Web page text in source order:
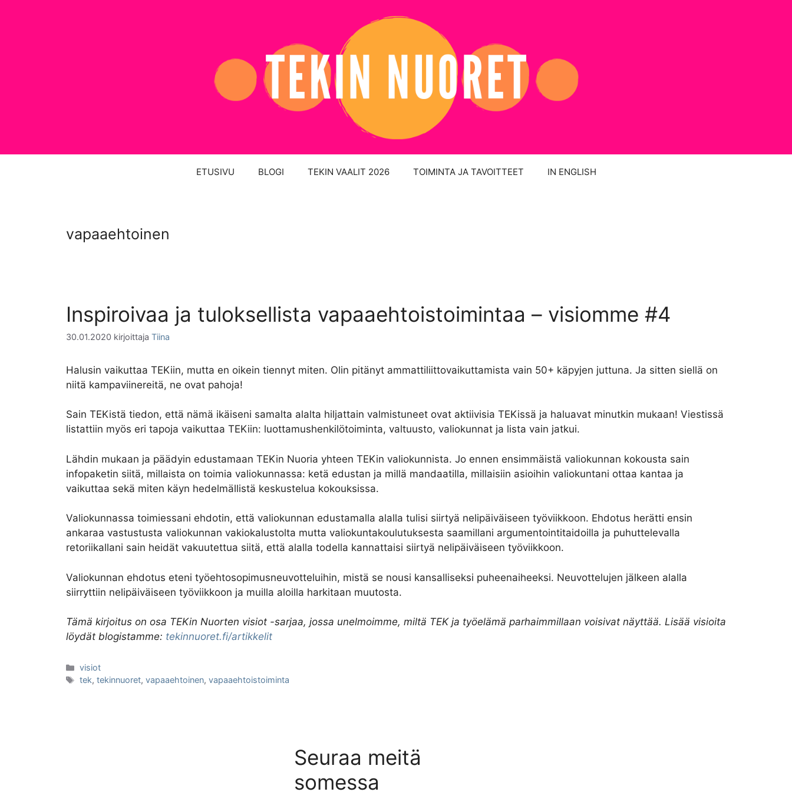
ETUSIVU BLOGI TEKIN VAALIT 2026 TOIMINTA JA TAVOITTEET IN ENGLISH
vapaaehtoinen
Inspiroivaa ja tuloksellista vapaaehtoistoimintaa – visiomme #4
30.01.2020 kirjoittaja Tiina
Halusin vaikuttaa TEKiin, mutta en oikein tiennyt miten. Olin pitänyt ammattiliittovaikuttamista vain 50+ käpyjen juttuna. Ja sitten siellä on
niitä kampaviinereitä, ne ovat pahoja!
Sain TEKistä tiedon, että nämä ikäiseni samalta alalta hiljattain valmistuneet ovat aktiivisia TEKissä ja haluavat minutkin mukaan! Viestissä
listattiin myös eri tapoja vaikuttaa TEKiin: luottamushenkilötoiminta, valtuusto, valiokunnat ja lista vain jatkui.
Lähdin mukaan ja päädyin edustamaan TEKin Nuoria yhteen TEKin valiokunnista. Jo ennen ensimmäistä valiokunnan kokousta sain
infopaketin siitä, millaista on toimia valiokunnassa: ketä edustan ja millä mandaatilla, millaisiin asioihin valiokuntani ottaa kantaa ja
vaikuttaa sekä miten käyn hedelmällistä keskustelua kokouksissa.
Valiokunnassa toimiessani ehdotin, että valiokunnan edustamalla alalla tulisi siirtyä nelipäiväiseen työviikkoon. Ehdotus herätti ensin
ankaraa vastustusta valiokunnan vakiokalustolta mutta valiokuntakoulutuksesta saamillani argumentointitaidoilla ja puhuttelevalla
retoriikallani sain heidät vakuutettua siitä, että alalla todella kannattaisi siirtyä nelipäiväiseen työviikkoon.
Valiokunnan ehdotus eteni työehtosopimusneuvotteluihin, mistä se nousi kansalliseksi puheenaiheeksi. Neuvottelujen jälkeen alalla
siirryttiin nelipäiväiseen työviikkoon ja muilla aloilla harkitaan muutosta.
Tämä kirjoitus on osa TEKin Nuorten visiot -sarjaa, jossa unelmoimme, miltä TEK ja työelämä parhaimmillaan voisivat näyttää. Lisää visioita
löydät blogistamme: tekinnuoret.fi/artikkelit
Kategoriat
visiot
Avainsanat
tek,tekinnuoret,vapaaehtoinen,vapaaehtoistoiminta
Seuraa meitä
somessa